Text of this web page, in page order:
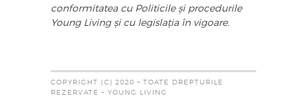
conformitatea cu Politicile și procedurile
Young Living și cu legislația în vigoare.
COPYRIGHT (C) 2020 – TOATE DREPTURILE
REZERVATE – YOUNG LIVING